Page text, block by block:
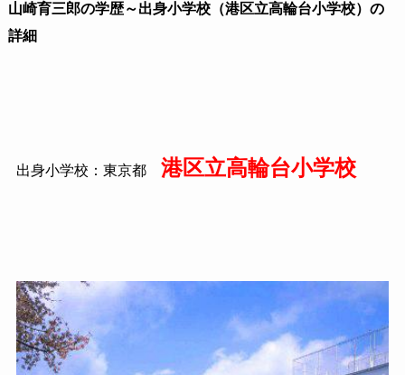
山崎育三郎の学歴～出身小学校（港区立高輪台小学校）の
詳細
出身小学校：東京都 港区立高輪台小学校